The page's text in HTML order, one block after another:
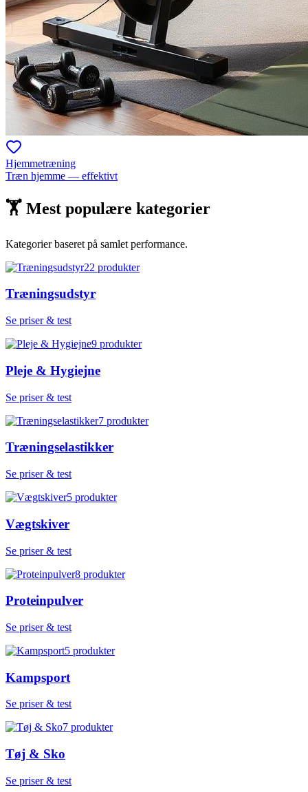
Hjemmetræning
Træn hjemme — effektivt
🏋 Mest populære kategorier
Kategorier baseret på samlet performance.
22 produkter
Træningsudstyr
Se priser & test
9 produkter
Pleje & Hygiejne
Se priser & test
7 produkter
Træningselastikker
Se priser & test
5 produkter
Vægtskiver
Se priser & test
8 produkter
Proteinpulver
Se priser & test
5 produkter
Kampsport
Se priser & test
7 produkter
Tøj & Sko
Se priser & test